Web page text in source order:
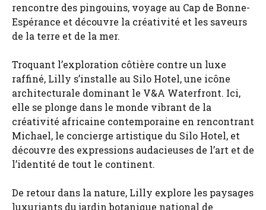
rencontre des pingouins, voyage au Cap de Bonne-
Espérance et découvre la créativité et les saveurs
de la terre et de la mer.
Troquant l’exploration côtière contre un luxe
raffiné, Lilly s’installe au Silo Hotel, une icône
architecturale dominant le V&A Waterfront. Ici,
elle se plonge dans le monde vibrant de la
créativité africaine contemporaine en rencontrant
Michael, le concierge artistique du Silo Hotel, et
découvre des expressions audacieuses de l’art et de
l’identité de tout le continent.
De retour dans la nature, Lilly explore les paysages
luxuriants du jardin botanique national de